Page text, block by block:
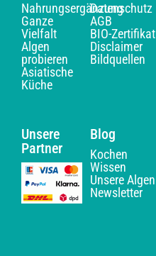
Nahrungsergänzung
Ganze
Vielfalt
Algen
probieren
Asiatische
Küche
Datenschutz
AGB
BIO-Zertifikat
Disclaimer
Bildquellen
Unsere
Partner
Blog
Kochen
Wissen
Unsere Algen
Newsletter